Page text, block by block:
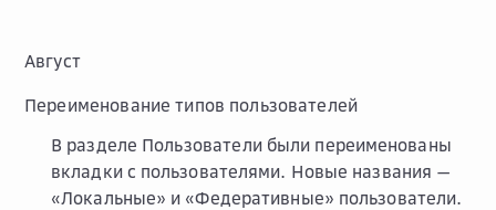
Август
Переименование типов пользователей
В разделе Пользователибыли переименованы
вкладки с пользователями. Новые названия —
«Локальные» и «Федеративные» пользователи.